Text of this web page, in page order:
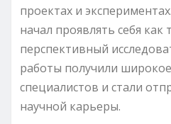
проектах и
начал проявлять себя как
перспективный
работы получили
специалистов и стали
научной карьеры.